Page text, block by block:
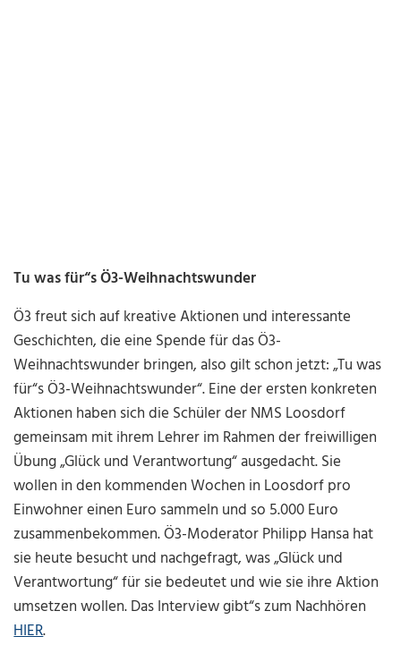
Tu was für“s Ö3-Weihnachtswunder
Ö3 freut sich auf kreative Aktionen und interessante
Geschichten, die eine Spende für das Ö3-
Weihnachtswunder bringen, also gilt schon jetzt: „Tu was
für“s Ö3-Weihnachtswunder“. Eine der ersten konkreten
Aktionen haben sich die Schüler der NMS Loosdorf
gemeinsam mit ihrem Lehrer im Rahmen der freiwilligen
Übung „Glück und Verantwortung“ ausgedacht. Sie
wollen in den kommenden Wochen in Loosdorf pro
Einwohner einen Euro sammeln und so 5.000 Euro
zusammenbekommen. Ö3-Moderator Philipp Hansa hat
sie heute besucht und nachgefragt, was „Glück und
Verantwortung“ für sie bedeutet und wie sie ihre Aktion
umsetzen wollen. Das Interview gibt“s zum Nachhören
HIER.